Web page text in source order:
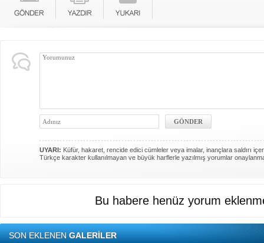
UYARI: Küfür, hakaret, rencide edici cümleler veya imalar, inançlara saldırı
Türkçe karakter kullanılmayan ve büyük harflerle yazılmış yorumlar
Bu habere henüz yorum
SON EKLENENGALERİLER